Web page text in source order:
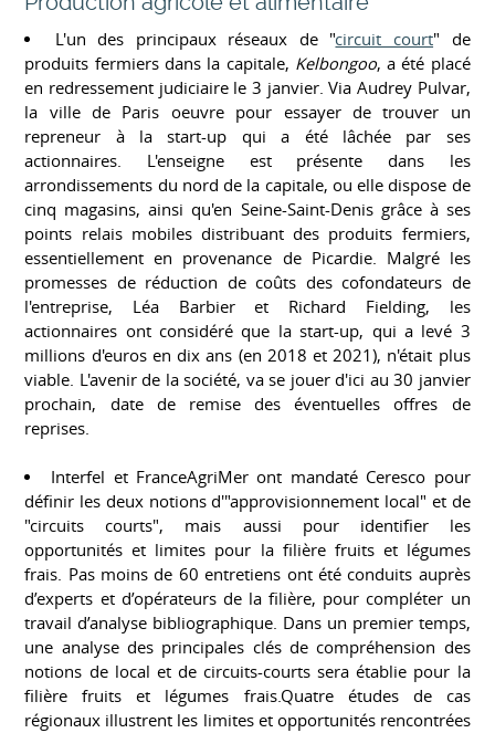
L'un des principaux réseaux de "circuit court" de
produits fermiers dans la capitale, Kelbongoo, a été placé
en redressement judiciaire le 3 janvier. Via Audrey Pulvar,
la ville de Paris oeuvre pour essayer de trouver un
repreneur à la start-up qui a été lâchée par ses
actionnaires. L'enseigne est présente dans les
arrondissements du nord de la capitale, ou elle dispose de
cinq magasins, ainsi qu'en Seine-Saint-Denis grâce à ses
points relais mobiles distribuant des produits fermiers,
essentiellement en provenance de Picardie. Malgré les
promesses de réduction de coûts des cofondateurs de
l'entreprise, Léa Barbier et Richard Fielding, les
actionnaires ont considéré que la start-up, qui a levé 3
millions d'euros en dix ans (en 2018 et 2021), n'était plus
viable. L'avenir de la société, va se jouer d'ici au 30 janvier
prochain, date de remise des éventuelles offres de
reprises.
Interfel et FranceAgriMer ont mandaté Ceresco pour
définir les deux notions d'"approvisionnement local" et de
"circuits courts", mais aussi pour identifier les
opportunités et limites pour la filière fruits et légumes
frais. Pas moins de 60 entretiens ont été conduits auprès
d’experts et d’opérateurs de la filière, pour compléter un
travail d’analyse bibliographique. Dans un premier temps,
une analyse des principales clés de compréhension des
notions de local et de circuits-courts sera établie pour la
filière fruits et légumes frais.Quatre études de cas
régionaux illustrent les limites et opportunités rencontrées